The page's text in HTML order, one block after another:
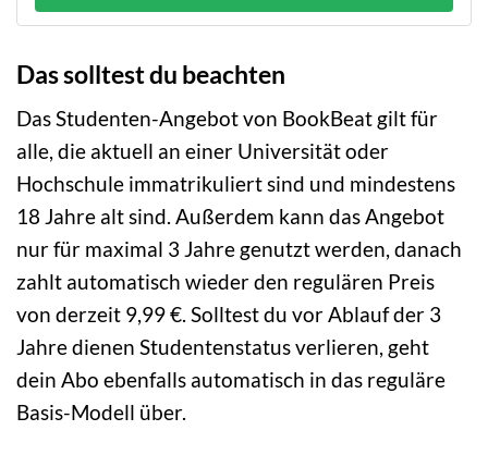
Das solltest du beachten
Das Studenten-Angebot von BookBeat gilt für
alle, die aktuell an einer Universität oder
Hochschule immatrikuliert sind und mindestens
18 Jahre alt sind. Außerdem kann das Angebot
nur für maximal 3 Jahre genutzt werden, danach
zahlt automatisch wieder den regulären Preis
von derzeit 9,99 €. Solltest du vor Ablauf der 3
Jahre dienen Studentenstatus verlieren, geht
dein Abo ebenfalls automatisch in das reguläre
Basis-Modell über.